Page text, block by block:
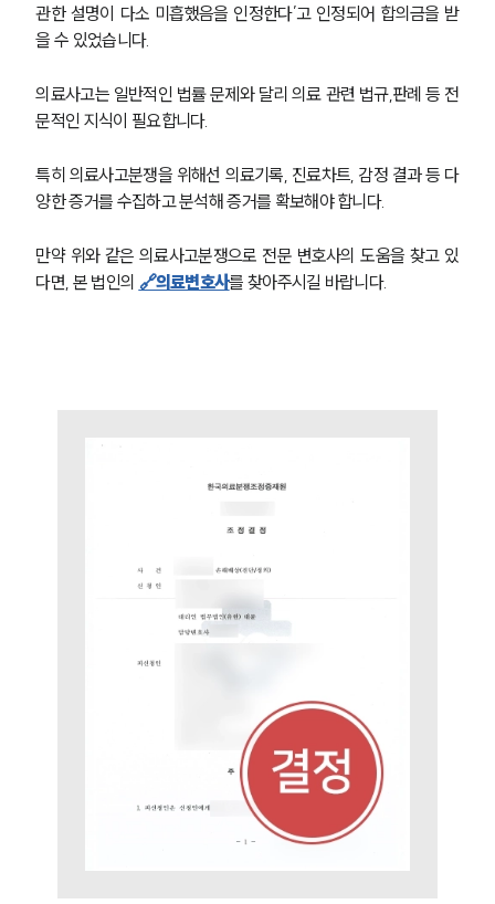
그룹소개
업무사례
사례분석/최신동향
법률정보
법률지식인
고객후기
업무분야
의료·바이오·헬스케어그룹 업무
전체
구성원 소개
관한 설명이 다소 미흡했음을 인정한다’고 인정되어 합의금을 받
을 수 있었습니다.
의료사고는 일반적인 법률 문제와 달리 의료 관련 법규,판례 등 전
문적인 지식이 필요합니다.
특히 의료사고분쟁을 위해선 의료기록, 진료차트, 감정 결과 등 다
양한 증거를 수집하고 분석해 증거를 확보해야 합니다.
만약 위와 같은 의료사고분쟁으로 전문 변호사의 도움을 찾고 있
다면, 본 법인의 🔗의료변호사를 찾아주시길 바랍니다.